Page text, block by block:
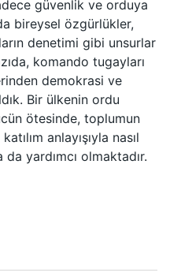
güvenlik ve orduya
bireysel özgürlükler,
denetimi gibi unsurlar
komando tugayları
demokrasi ve
Bir ülkenin ordu
ötesinde, toplumun
anlayışıyla nasıl
yardımcı olmaktadır.